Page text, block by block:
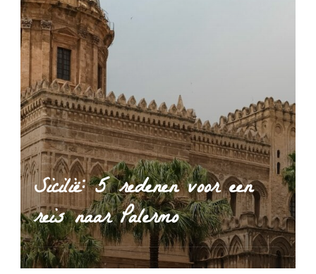
Sicilië: 5 redenen voor een
reis naar Palermo